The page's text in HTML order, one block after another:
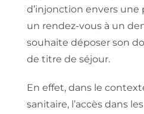
d’injonction envers une
un rendez-vous à un
souhaite déposer son
de titre de séjour.
En effet, dans le
sanitaire, l’accès dans